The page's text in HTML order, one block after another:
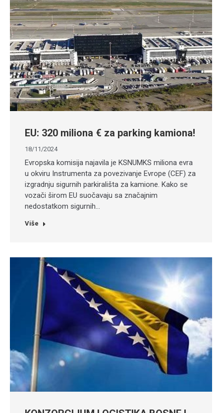
EU: 320 miliona € za parking kamiona!
18/11/2024
Evropska komisija najavila je KSNUMKS miliona evra
u okviru Instrumenta za povezivanje Evrope (CEF) za
izgradnju sigurnih parkirališta za kamione. Kako se
vozači širom EU suočavaju sa značajnim
nedostatkom sigurnih…
Više